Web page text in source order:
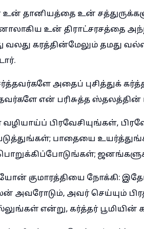
தானியத்தை உன்
உன் திராட்சரசத்தை
வலது கரத்தின்மேலும் தமது
அதைப் புசித்துக்
என் பரிசுத்த ஸ்தலத்தின்
பிரவேசியுங்கள்,
பாதையை
குமாரத்தியை நோக்கி:
அவரோடும், அவர் செய்யும்
என்று, கர்த்தர் பூமியின்